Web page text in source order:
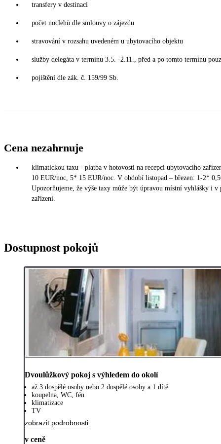
transfery v destinaci
počet noclehů dle smlouvy o zájezdu
stravování v rozsahu uvedeném u ubytovacího objektu
služby delegáta v termínu 3.5. -2.11., před a po tomto termínu
pojištění dle zák. č. 159/99 Sb.
Cena nezahrnuje
klimatickou taxu - platba v hotovosti na recepci ubytovacího
10 EUR/noc, 5* 15 EUR/noc. V období listopad – březen: 1-2*
Upozorňujeme, že výše taxy může být úpravou místní vyhlášky i
zařízení.
Dostupnost pokojů
Dvoulůžkový pokoj s výhledem do okolí
až 3 dospělé osoby nebo 2 dospělé osoby a 1 dítě
koupelna, WC, fén
klimatizace
TV
zobrazit podrobnosti
v ceně